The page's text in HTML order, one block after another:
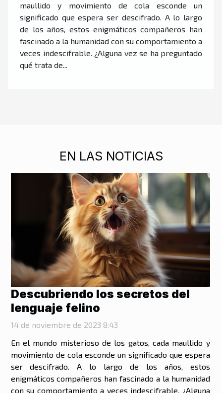
maullido y movimiento de cola esconde un
significado que espera ser descifrado. A lo largo
de los años, estos enigmáticos compañeros han
fascinado a la humanidad con su comportamiento a
veces indescifrable. ¿Alguna vez se ha preguntado
qué trata de...
EN LAS NOTICIAS
Descubriendo los secretos del
lenguaje felino
14 de noviembre de 2023 8:43
En el mundo misterioso de los gatos, cada maullido y
movimiento de cola esconde un significado que espera
ser descifrado. A lo largo de los años, estos
enigmáticos compañeros han fascinado a la humanidad
con su comportamiento a veces indescifrable. ¿Alguna